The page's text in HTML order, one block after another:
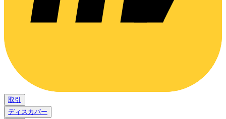
取引
ディスカバー